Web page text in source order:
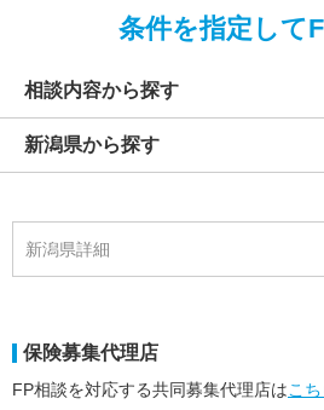
条件を指定して
相談内容から探す
新潟県から探す
新潟県詳細
保険募集代理店
FP相談を対応する共同募集代理店はこち